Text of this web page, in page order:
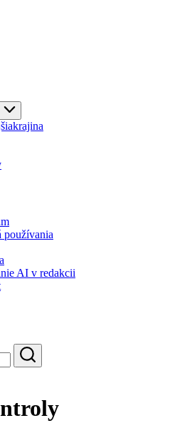
používania
AI v redakcii
Search